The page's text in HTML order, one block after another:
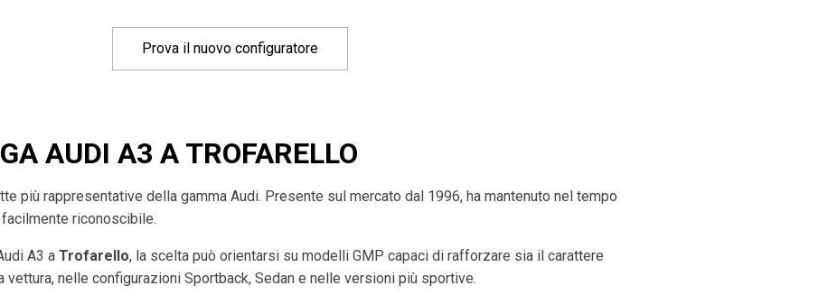
Prova il nuovo configuratore
AUDI A3 A TROFARELLO
più rappresentative della gamma Audi. Presente sul mercato dal 1996, ha mantenuto nel tempo
riconoscibile.
A3 a Trofarello, la scelta può orientarsi su modelli GMP capaci di rafforzare sia il carattere
vettura, nelle configurazioni Sportback, Sedan e nelle versioni più sportive.